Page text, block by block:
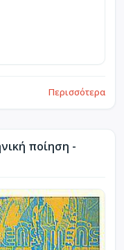
Περισσότερα
ποίηση -